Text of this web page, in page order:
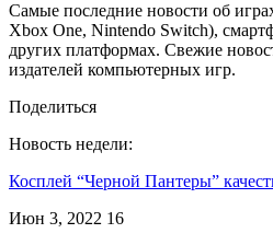
Самые последние новости об
Xbox One, Nintendo Switch),
других платформах. Свежие
издателей компьютерных игр.
Поделиться
Новость недели:
Косплей “Черной Пантеры”
Июн 3, 2022 16